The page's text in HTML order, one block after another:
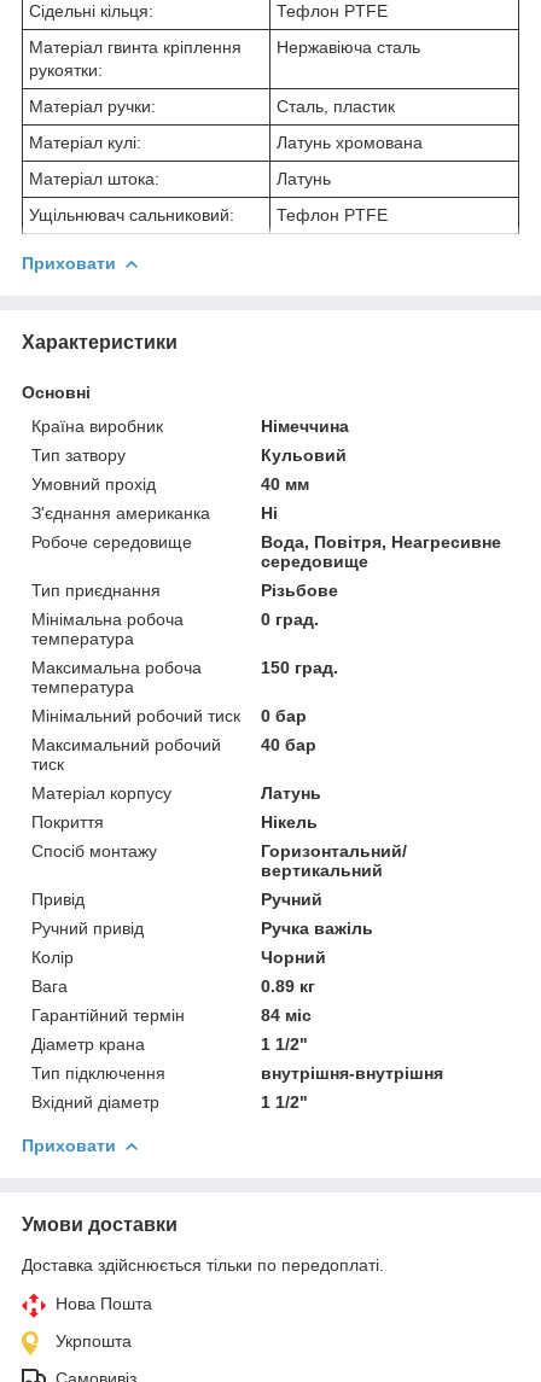
Сідельні кільця:
Тефлон PTFE
Матеріал гвинта кріплення
рукоятки:
Нержавіюча сталь
Матеріал ручки:
Сталь, пластик
Матеріал кулі:
Латунь хромована
Матеріал штока:
Латунь
Ущільнювач сальниковий:
Тефлон PTFE
Приховати
Характеристики
Основні
Країна виробник
Німеччина
Тип затвору
Кульовий
Умовний прохід
40 мм
З'єднання американка
Ні
Робоче середовище
Вода, Повітря, Неагресивне
середовище
Тип приєднання
Різьбове
Мінімальна робоча
температура
0 град.
Максимальна робоча
температура
150 град.
Мінімальний робочий тиск
0 бар
Максимальний робочий
тиск
40 бар
Матеріал корпусу
Латунь
Покриття
Нікель
Спосіб монтажу
Горизонтальний/
вертикальний
Привід
Ручний
Ручний привід
Ручка важіль
Колір
Чорний
Вага
0.89 кг
Гарантійний термін
84 міс
Діаметр крана
1 1/2"
Тип підключення
внутрішня-внутрішня
Вхідний діаметр
1 1/2"
Приховати
Умови доставки
Доставка здійснюється тільки по передоплаті.
Нова Пошта
Укрпошта
Самовивіз